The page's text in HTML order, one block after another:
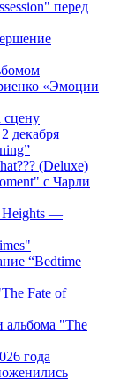
перед
«Эмоции
сцену
декабря
(Deluxe)
с Чарли
Heights —
“Bedtime
Fate of
альбома "The
года